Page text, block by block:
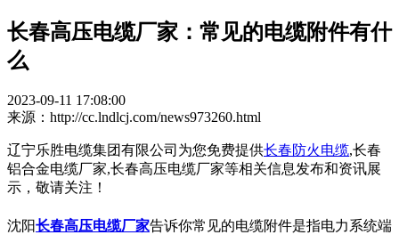
长春高压电缆厂家：常见的电缆附件有什
么
2023-09-11 17:08:00
来源：http://cc.lndlcj.com/news973260.html
辽宁乐胜电缆集团有限公司为您免费提供长春防火电缆,长春
铝合金电缆厂家,长春高压电缆厂家等相关信息发布和资讯展
示，敬请关注！
沈阳长春高压电缆厂家告诉你常见的电缆附件是指电力系统端